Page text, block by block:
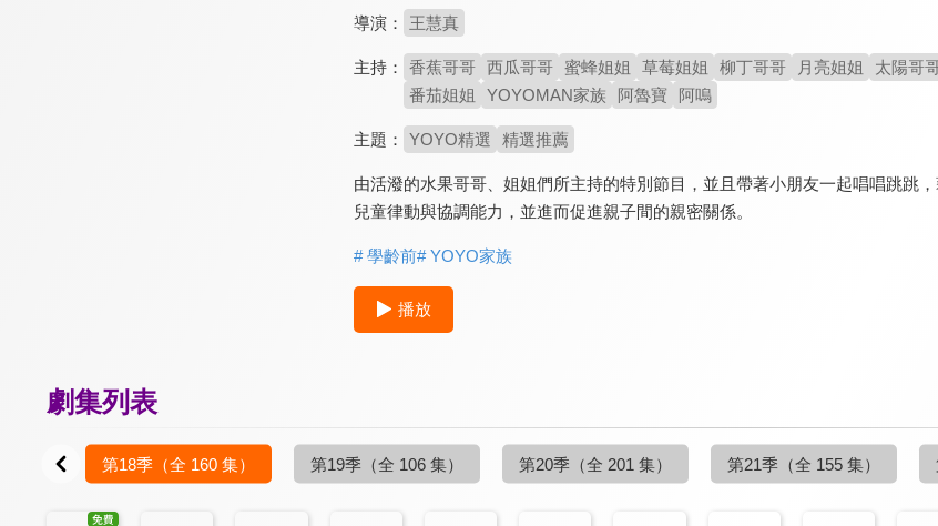
導演： 王慧真
主持： 香蕉哥哥 西瓜哥哥 蜜蜂姐姐 草莓姐姐 柳丁哥哥 月亮姐姐 太陽哥
番茄姐姐
YOYOMAN家族 阿魯寶 阿嗚
主題： YOYO精選 精選推薦
由活潑的水果哥哥、姐姐們所主持的特別節目，並且帶著小朋友一起唱唱跳跳
兒童律動與協調能力，並進而促進親子間的親密關係。
# 學齡前# YOYO家族
播放
劇集列表
第18季 （全 160 集） 第19季 （全 106 集） 第20季 （全 201 集） 第21季 （全 155 集）